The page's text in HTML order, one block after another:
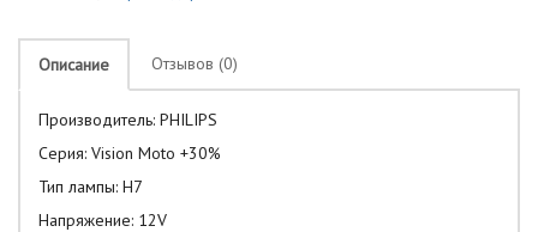
Описание Отзывов (0)
Производитель: PHILIPS
Серия: Vision Moto +30%
Тип лампы: H7
Напряжение: 12V